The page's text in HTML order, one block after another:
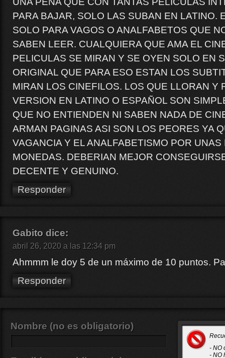
PARA BAJAR, SOLO LAS SUBAN EN LATINO.
SOLO PARA VAGOS O ANALFABETOS QUE
SABEN LEER. CUALQUIERA QUE AMA EL
PELICULAS SE MIRAN Y SE OYEN SOLO EN
ORIGINAL QUE PARA ESO ESTAN LOS
MIRAN LOS CINEFILOS. LOS QUE LLORAN Y
VERSION EN LATINO O ESPAÑOL SON
QUE NO ENTIENDEN NI SABEN NADA DE
ARMAN PAGINAS ASI SON LOS PEORES YA
VAGANCIA Y EL ANALFABETISMO POR
MONEDAS. DEBERIAN MEJOR
DECENTE Y GENUINO.
Responder
Gabito dice:
abril 26, 2020 a las 12:34 pm
Ahmmm le doy 5 de un máximo de 10 puntos.
Responder
- NO
- NO
Nombre (no es obligatorio)